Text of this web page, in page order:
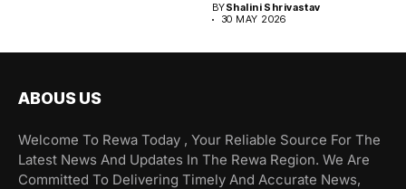
BYShalini Shrivastav
30 MAY 2026
ABOUS US
Welcome To Rewa Today , Your Reliable Source For The
Latest News And Updates In The Rewa Region. We Are
Committed To Delivering Timely And Accurate News,